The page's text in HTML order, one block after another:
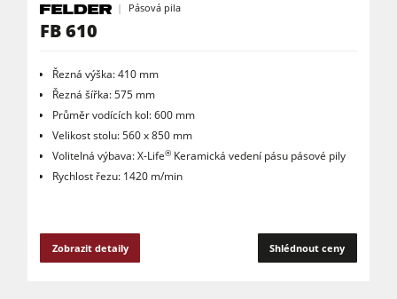
Pásová pila
FB 610
Řezná výška: 410 mm
Řezná šířka: 575 mm
Průměr vodících kol: 600 mm
Velikost stolu: 560 x 850 mm
Volitelná výbava: X-Life® Keramická vedení pásu pásové pily
Rychlost řezu: 1420 m/min
Zobrazit detaily Shlédnout ceny